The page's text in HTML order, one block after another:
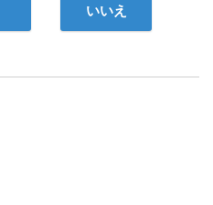
いいえ